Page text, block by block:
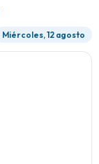
Miércoles, 12 agosto